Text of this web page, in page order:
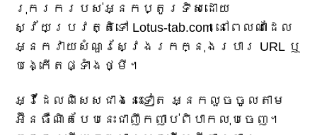
រុករករបស់អ្នកប្តូរទិសដោយ
ស្វ័យប្រវត្តិទៅ Lotus-tab.com នៅពេលណាដែល
អ្នកវាយសំណួរស្វែងរកក្នុងរបារ URL ឬ
បង្កើតផ្ទាំងថ្មី។
អ្វី​ដែល​ពិសេស​ជាង​នេះ​ទៀត អ្នក​លួច​ចូល​តាម​
អ៊ីនធឺណិត​បែប​នេះ​ជា​ញឹក​ញាប់​ពិបាក​លុប​ចេញ។